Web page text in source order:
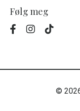
Følg meg
©